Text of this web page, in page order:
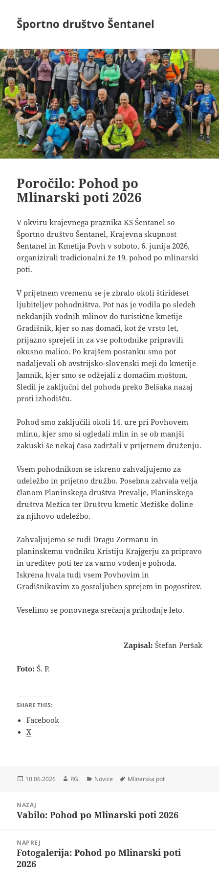
Športno društvo Šentanel
Poročilo: Pohod po
Mlinarski poti 2026
V okviru krajevnega praznika KS Šentanel so
Športno društvo Šentanel, Krajevna skupnost
Šentanel in Kmetija Povh v soboto, 6. junija 2026,
organizirali tradicionalni že 19. pohod po mlinarski
poti.
V prijetnem vremenu se je zbralo okoli štirideset
ljubiteljev pohodništva. Pot nas je vodila po sledeh
nekdanjih vodnih mlinov do turistične kmetije
Gradišnik, kjer so nas domači, kot že vrsto let,
prijazno sprejeli in za vse pohodnike pripravili
okusno malico. Po krajšem postanku smo pot
nadaljevali ob avstrijsko-slovenski meji do kmetije
Jamnik, kjer smo se odžejali z domačim moštom.
Sledil je zaključni del pohoda preko Belšaka nazaj
proti izhodišču.
Pohod smo zaključili okoli 14. ure pri Povhovem
mlinu, kjer smo si ogledali mlin in se ob manjši
zakuski še nekaj časa zadržali v prijetnem druženju.
Vsem pohodnikom se iskreno zahvaljujemo za
udeležbo in prijetno družbo. Posebna zahvala velja
članom Planinskega društva Prevalje, Planinskega
društva Mežica ter Društvu kmetic Mežiške doline
za njihovo udeležbo.
Zahvaljujemo se tudi Dragu Zormanu in
planinskemu vodniku Kristiju Krajgerju za pripravo
in ureditev poti ter za varno vodenje pohoda.
Iskrena hvala tudi vsem Povhovim in
Gradišnikovim za gostoljuben sprejem in pogostitev.
Veselimo se ponovnega srečanja prihodnje leto.
Zapisal: Štefan Peršak
Foto: Š. P.
SHARE THIS:
Facebook
X
Objavljeno
10.06.2026 Avtor
P.G. Kategorije
Novice Oznake
Mlinarska pot
prispevka
NAZAJ
Prejšnji
Vabilo: Pohod po Mlinarski poti 2026
NAPREJ
Naslednji
prispevek:
Fotogalerija: Pohod po Mlinarski poti
2026